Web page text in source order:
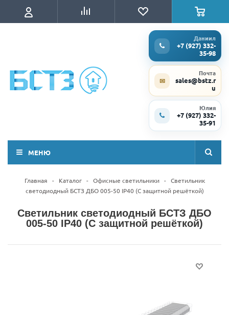
Даниил
+7 (927) 332-
35-98
✉
Почта
sales@bstz.r
u
Юлия
+7 (927) 332-
35-91
МЕНЮ
Главная - Каталог - Офисные светильники - Светильник
светодиодный БСТЗ ДБО 005-50 IP40 (С защитной решёткой)
Светильник светодиодный БСТЗ ДБО
005-50 IP40 (С защитной решёткой)